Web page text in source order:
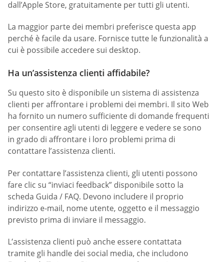
dall’Apple Store, gratuitamente per tutti gli utenti.
La maggior parte dei membri preferisce questa app
perché è facile da usare. Fornisce tutte le funzionalità a
cui è possibile accedere sui desktop.
Ha un’assistenza clienti affidabile?
Su questo sito è disponibile un sistema di assistenza
clienti per affrontare i problemi dei membri. Il sito Web
ha fornito un numero sufficiente di domande frequenti
per consentire agli utenti di leggere e vedere se sono
in grado di affrontare i loro problemi prima di
contattare l’assistenza clienti.
Per contattare l’assistenza clienti, gli utenti possono
fare clic su “inviaci feedback” disponibile sotto la
scheda Guida / FAQ. Devono includere il proprio
indirizzo e-mail, nome utente, oggetto e il messaggio
previsto prima di inviare il messaggio.
L’assistenza clienti può anche essere contattata
tramite gli handle dei social media, che includono